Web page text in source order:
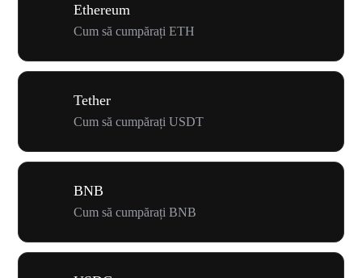
Ethereum
Cum să cumpărați ETH
Tether
Cum să cumpărați USDT
BNB
Cum să cumpărați BNB